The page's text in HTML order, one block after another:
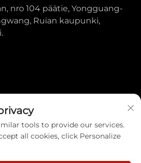
nro 104 päätie, Yongguang-
Ruian kaupunki,
Xinye Packaging Machine Co.,Ltd |
tools to provide our services.
all cookies, click Personalize